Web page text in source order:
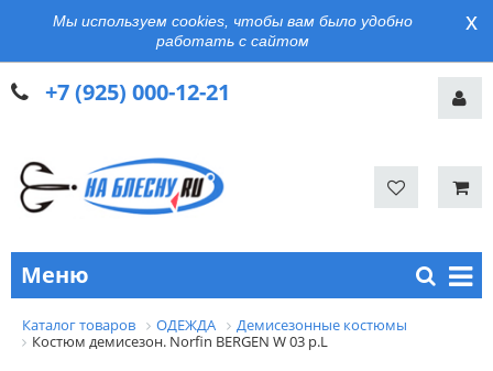
Мы используем cookies, чтобы вам было удобно
работать с сайтом
x
+7 (925) 000-12-21
Меню
Каталог товаров ОДЕЖДА
Демисезонные костюмы
Костюм демисезон. Norfin BERGEN W 03 р.L